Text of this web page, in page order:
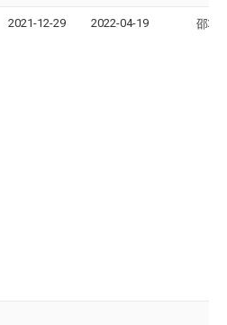
2021-12-29 2022-04-19 邵壮